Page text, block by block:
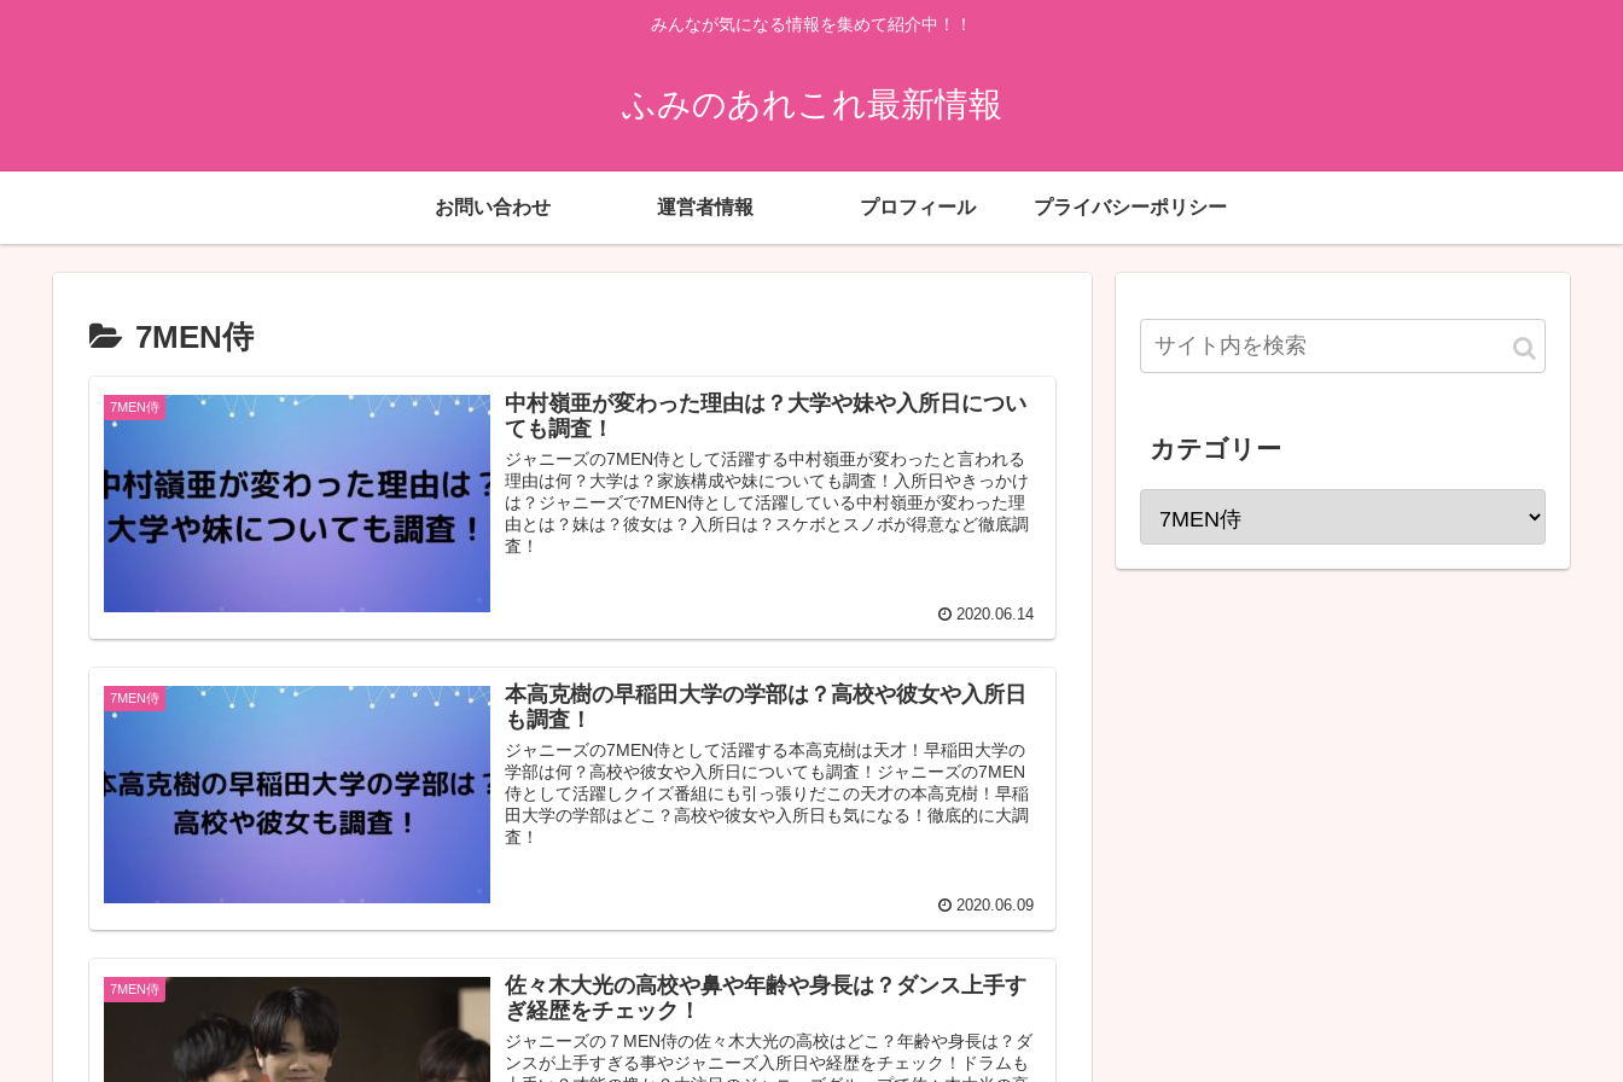
みんなが気になる情報を集めて紹介中！！
ふみのあれこれ最新情報
お問い合わせ 運営者情報 プロフィール プライバシーポリシー
7MEN侍
7MEN侍
中村嶺亜が変わった理由は？大学や妹や入所日につい
ても調査！
ジャニーズの7MEN侍として活躍する中村嶺亜が変わったと言われる
理由は何？大学は？家族構成や妹についても調査！入所日やきっかけ
は？ジャニーズで7MEN侍として活躍している中村嶺亜が変わった理
由とは？妹は？彼女は？入所日は？スケボとスノボが得意など徹底調
査！
2020.06.14
7MEN侍
本高克樹の早稲田大学の学部は？高校や彼女や入所日
も調査！
ジャニーズの7MEN侍として活躍する本高克樹は天才！早稲田大学の
学部は何？高校や彼女や入所日についても調査！ジャニーズの7MEN
侍として活躍しクイズ番組にも引っ張りだこの天才の本高克樹！早稲
田大学の学部はどこ？高校や彼女や入所日も気になる！徹底的に大調
査！
2020.06.09
7MEN侍
佐々木大光の高校や鼻や年齢や身長は？ダンス上手す
ぎ経歴をチェック！
ジャニーズの７MEN侍の佐々木大光の高校はどこ？年齢や身長は？ダ
ンスが上手すぎる事やジャニーズ入所日や経歴をチェック！ドラムも
カテゴリー